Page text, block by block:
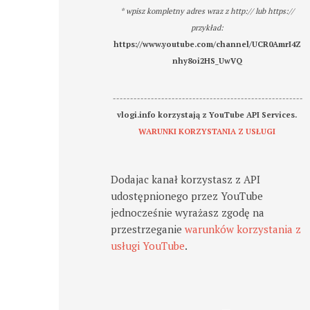
* wpisz kompletny adres wraz z http:// lub https://
przykład:
https://www.youtube.com/channel/UCR0AmrI4Z
nhy8oi2HS_UwVQ
-------------------------------------------------------
vlogi.info korzystają z YouTube API Services.
WARUNKI KORZYSTANIA Z USŁUGI
Dodajac kanał korzystasz z API
udostępnionego przez YouTube
jednocześnie wyrażasz zgodę na
przestrzeganiewarunków korzystania z
usługi YouTube.